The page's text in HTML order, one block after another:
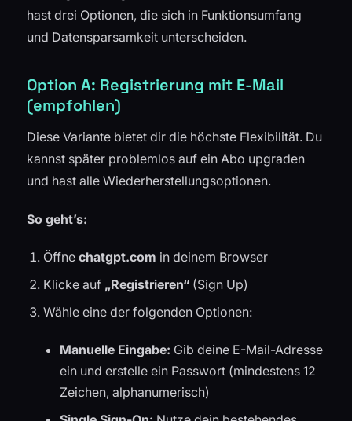
hast drei Optionen, die sich in Funktionsumfang
und Datensparsamkeit unterscheiden.
Option A: Registrierung mit E-Mail
(empfohlen)
Diese Variante bietet dir die höchste Flexibilität. Du
kannst später problemlos auf ein Abo upgraden
und hast alle Wiederherstellungsoptionen.
So geht’s:
Öffne chatgpt.com in deinem Browser
Klicke auf „Registrieren“ (Sign Up)
Wähle eine der folgenden Optionen:
Manuelle Eingabe: Gib deine E-Mail-Adresse
ein und erstelle ein Passwort (mindestens 12
Zeichen, alphanumerisch)